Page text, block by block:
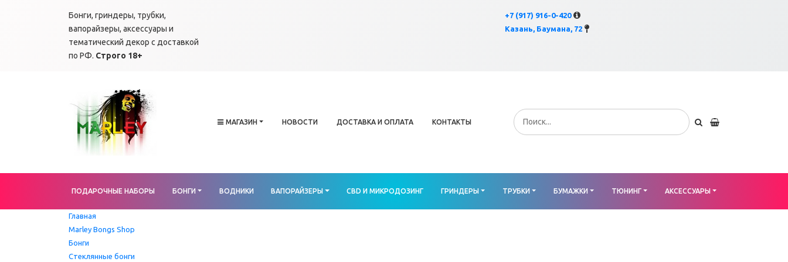
Бонги, гриндеры, трубки,
вапорайзеры, аксессуары и
тематический декор с доставкой
по РФ. Строго 18+
+7 (917) 916-0-420
Казань, Баумана, 72
МАГАЗИН НОВОСТИ ДОСТАВКА И ОПЛАТА КОНТАКТЫ
ПОДАРОЧНЫЕ НАБОРЫ БОНГИ ВОДНИКИ ВАПОРАЙЗЕРЫ CBD И МИКРОДОЗИНГ ГРИНДЕРЫ ТРУБКИ БУМАЖКИ ТЮНИНГ АКСЕССУАРЫ
Главная
Marley Bongs Shop
Бонги
Стеклянные бонги